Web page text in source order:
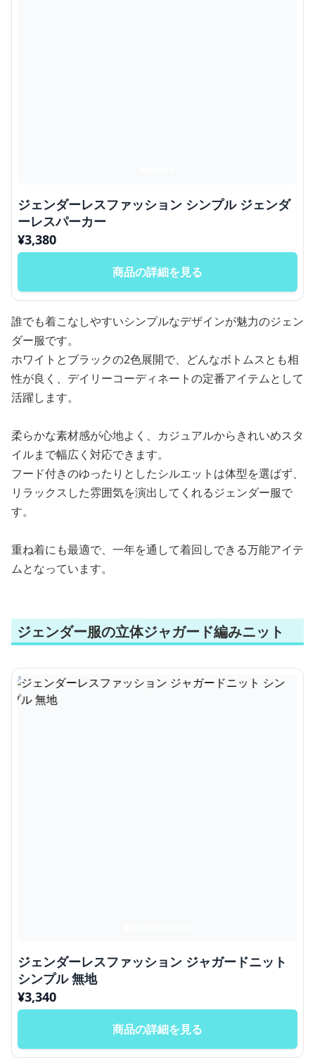
ジェンダーレスファッション シンプル ジェンダ
ーレスパーカー
¥3,380
商品の詳細を見る
誰でも着こなしやすいシンプルなデザインが魅力のジェン
ダー服です。
ホワイトとブラックの2色展開で、どんなボトムスとも相
性が良く、デイリーコーディネートの定番アイテムとして
活躍します。
柔らかな素材感が心地よく、カジュアルからきれいめスタ
イルまで幅広く対応できます。
フード付きのゆったりとしたシルエットは体型を選ばず、
リラックスした雰囲気を演出してくれるジェンダー服で
す。
重ね着にも最適で、一年を通して着回しできる万能アイテ
ムとなっています。
ジェンダー服の立体ジャガード編みニット
ジェンダーレスファッション ジャガードニット
シンプル 無地
¥3,340
商品の詳細を見る